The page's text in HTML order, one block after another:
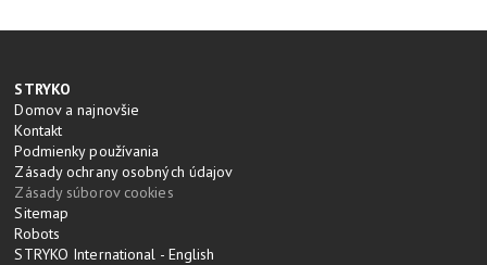
STRYKO
Domov a najnovšie
Kontakt
Podmienky používania
Zásady ochrany osobných údajov
Zásady súborov cookies
Sitemap
Robots
STRYKO International - English